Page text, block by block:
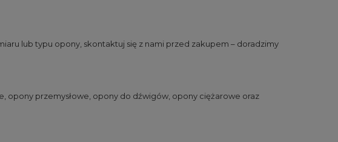
lub typu opony, skontaktuj się z nami przed zakupem – doradzimy
opony przemysłowe opony do dźwigów opony ciężarowe oraz